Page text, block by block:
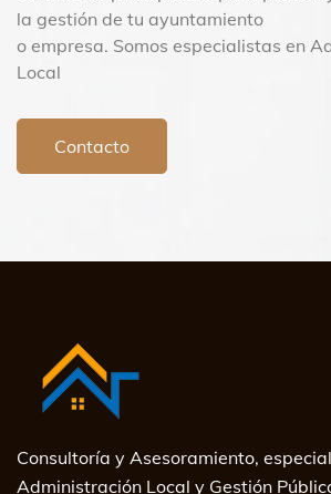
la gestión de tu ayuntamiento
o empresa. Somos especialistas en
Local
Contacto
Consultoría y Asesoramiento,
Administración Local y Gestión